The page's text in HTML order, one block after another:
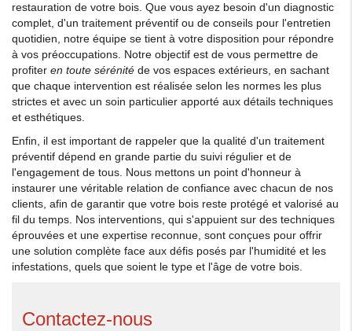
restauration de votre bois. Que vous ayez besoin d'un diagnostic
complet, d'un traitement préventif ou de conseils pour l'entretien
quotidien, notre équipe se tient à votre disposition pour répondre
à vos préoccupations. Notre objectif est de vous permettre de
profiter en toute sérénité de vos espaces extérieurs, en sachant
que chaque intervention est réalisée selon les normes les plus
strictes et avec un soin particulier apporté aux détails techniques
et esthétiques.
Enfin, il est important de rappeler que la qualité d'un traitement
préventif dépend en grande partie du suivi régulier et de
l'engagement de tous. Nous mettons un point d'honneur à
instaurer une véritable relation de confiance avec chacun de nos
clients, afin de garantir que votre bois reste protégé et valorisé au
fil du temps. Nos interventions, qui s'appuient sur des techniques
éprouvées et une expertise reconnue, sont conçues pour offrir
une solution complète face aux défis posés par l'humidité et les
infestations, quels que soient le type et l'âge de votre bois.
Contactez-nous